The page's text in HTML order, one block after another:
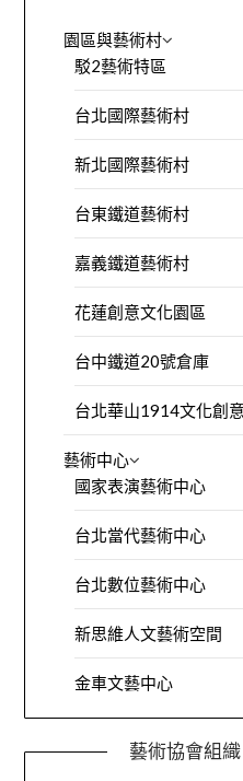
園區與藝術村
駁2藝術特區
台北國際藝術村
新北國際藝術村
台東鐵道藝術村
嘉義鐵道藝術村
花蓮創意文化園區
台中鐵道20號倉庫
台北華山1914文化創
藝術中心
國家表演藝術中心
台北當代藝術中心
台北數位藝術中心
新思維人文藝術空間
金車文藝中心
藝術協會組